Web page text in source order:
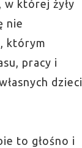
w której żyły
nie
którym
pracy i
dzieci
to głośno i